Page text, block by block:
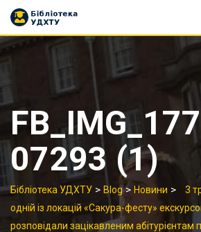
Skip
content
07293 (1)
Бібліотека УДХТУ > Blog> Новини >
3
одній із локацій «Сакура-фесту»
розповідали зацікавленим абітурієнтам